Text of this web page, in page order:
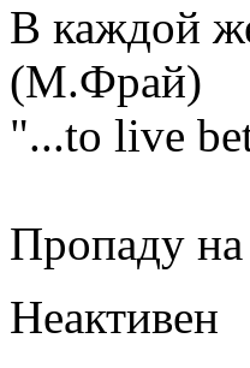
В каждой
(М.Фрай)
"...to live
Пропаду
Неактивен